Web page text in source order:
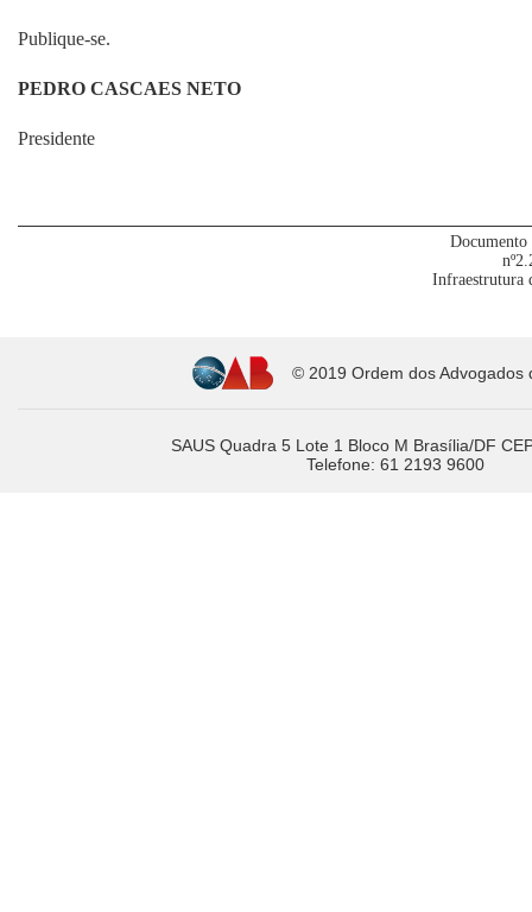
Publique-se.
PEDRO CASCAES NETO
Presidente
Documento
Infraestrutura
© 2019 Ordem dos Advogados
SAUS Quadra 5 Lote 1 Bloco M Brasília/DF
Telefone: 61 2193 9600